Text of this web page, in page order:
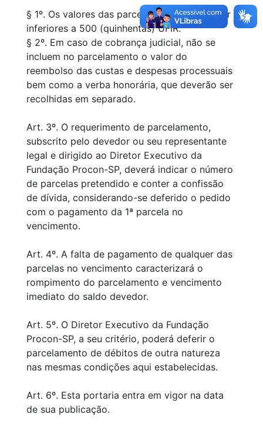
§ 1º. Os valores das parcelas não poderão ser
inferiores a 500 (quinhentas) UFIR.
§ 2º. Em caso de cobrança judicial, não se
incluem no parcelamento o valor do
reembolso das custas e despesas processuais
bem como a verba honorária, que deverão ser
recolhidas em separado.
Art. 3º. O requerimento de parcelamento,
subscrito pelo devedor ou seu representante
legal e dirigido ao Diretor Executivo da
Fundação Procon-SP, deverá indicar o número
de parcelas pretendido e conter a confissão
de dívida, considerando-se deferido o pedido
com o pagamento da 1ª parcela no
vencimento.
Art. 4º. A falta de pagamento de qualquer das
parcelas no vencimento caracterizará o
rompimento do parcelamento e vencimento
imediato do saldo devedor.
Art. 5º. O Diretor Executivo da Fundação
Procon-SP, a seu critério, poderá deferir o
parcelamento de débitos de outra natureza
nas mesmas condições aqui estabelecidas.
Art. 6º. Esta portaria entra em vigor na data
de sua publicação.